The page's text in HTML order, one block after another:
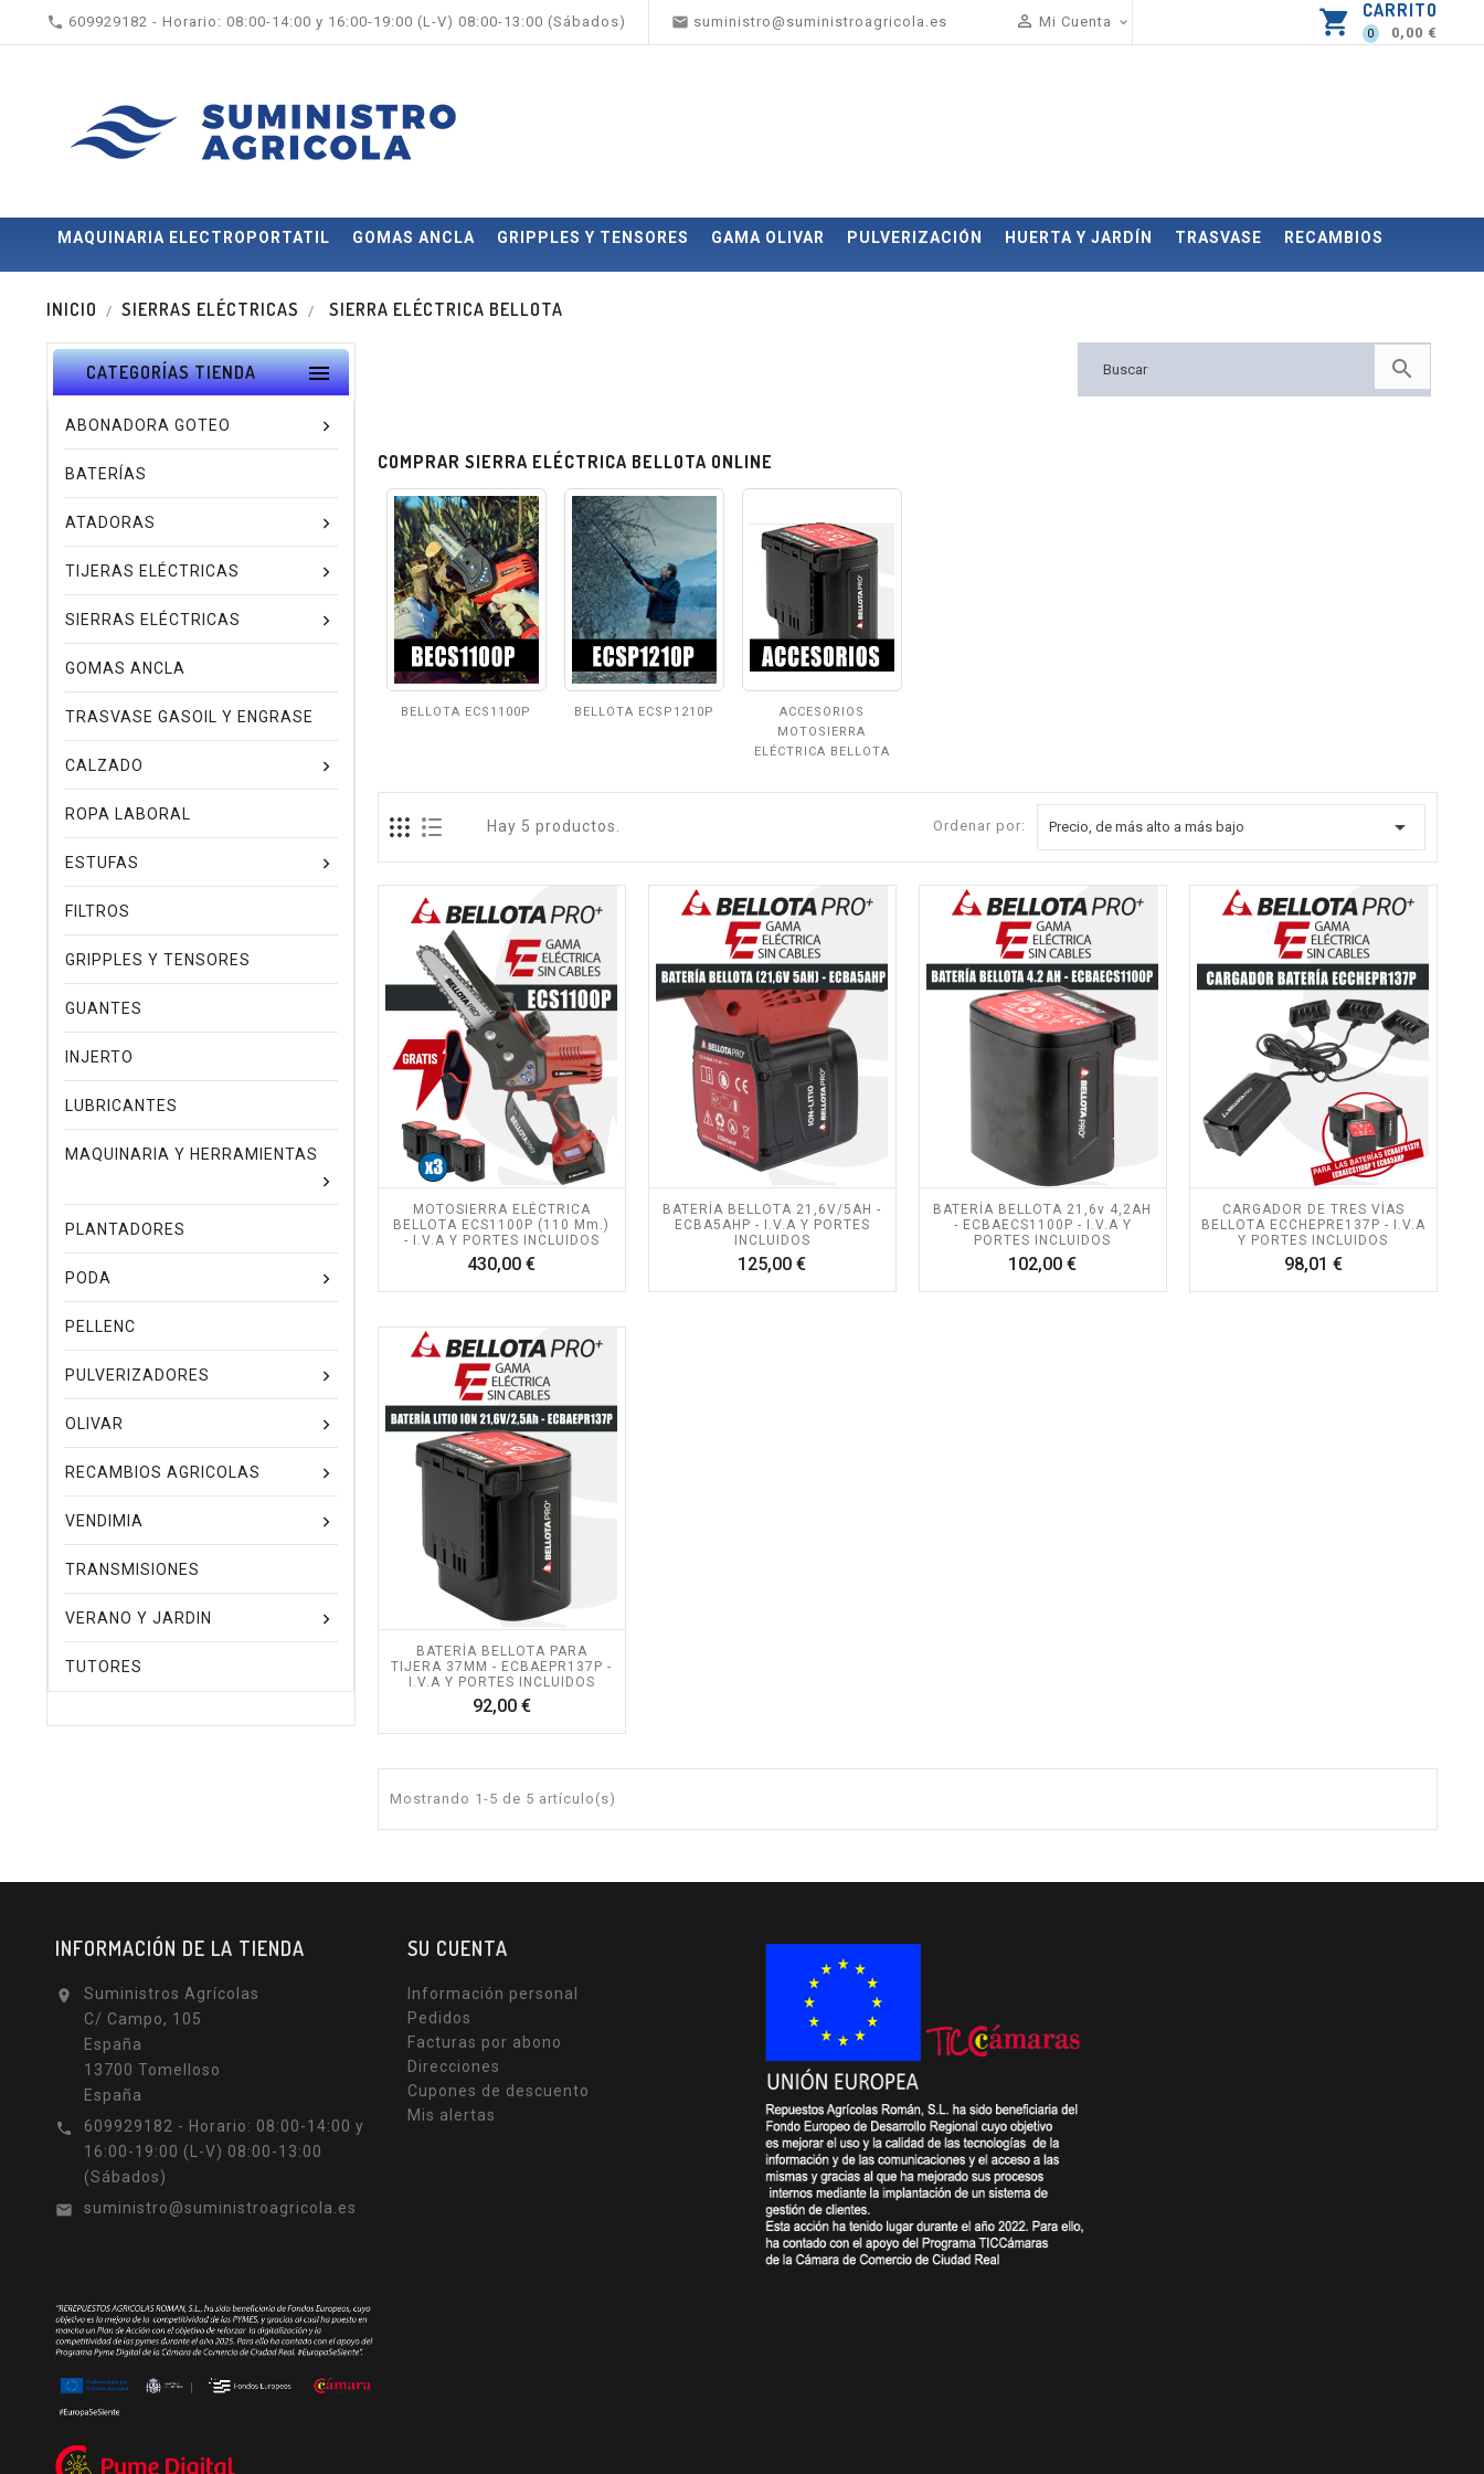
 609929182 - Horario: 08:00-14:00 y 16:00-19:00 (L-V) 08:00-13:00 (Sábados)  suministro@suministroagricola.es  Mi Cuenta  shopping_cart CARRITO
0 0,00 €
MAQUINARIA ELECTROPORTATIL GOMAS ANCLA GRIPPLES Y TENSORES GAMA OLIVAR PULVERIZACIÓN HUERTA Y JARDÍN TRASVASE RECAMBIOS
INICIO SIERRAS ELÉCTRICAS SIERRA ELÉCTRICA BELLOTA
CATEGORÍAS TIENDA 
ABONADORA GOTEO
BATERÍAS
ATADORAS
TIJERAS ELÉCTRICAS
SIERRAS ELÉCTRICAS
GOMAS ANCLA
TRASVASE GASOIL Y ENGRASE
CALZADO
ROPA LABORAL
ESTUFAS
FILTROS
GRIPPLES Y TENSORES
GUANTES
INJERTO
LUBRICANTES
MAQUINARIA Y HERRAMIENTAS
PLANTADORES
PODA
PELLENC
PULVERIZADORES
OLIVAR
RECAMBIOS AGRICOLAS
VENDIMIA
TRANSMISIONES
VERANO Y JARDIN
TUTORES

COMPRAR SIERRA ELÉCTRICA BELLOTA ONLINE
BELLOTA ECS1100P BELLOTA ECSP1210P
ACCESORIOS
MOTOSIERRA
ELÉCTRICA BELLOTA
Hay 5 productos. Ordenar por: Precio, de más alto a más bajo 
MOTOSIERRA ELÉCTRICA
BELLOTA ECS1100P (110 Mm.)
- I.V.A Y PORTES INCLUIDOS
430,00 €Precio
BATERÍA BELLOTA 21,6V/5AH -
ECBA5AHP - I.V.A Y PORTES
INCLUIDOS
125,00 €Precio
BATERÍA BELLOTA 21,6v 4,2AH
- ECBAECS1100P - I.V.A Y
PORTES INCLUIDOS
102,00 €Precio
CARGADOR DE TRES VÍAS
BELLOTA ECCHEPRE137P - I.V.A
Y PORTES INCLUIDOS
98,01 €Precio
BATERÍA BELLOTA PARA
TIJERA 37MM - ECBAEPR137P -
I.V.A Y PORTES INCLUIDOS
92,00 €Precio
Mostrando 1-5 de 5 artículo(s)
INFORMACIÓN DE LA TIENDA

Suministros Agrícolas
C/ Campo, 105
España
13700 Tomelloso
España

609929182 - Horario: 08:00-14:00 y
16:00-19:00 (L-V) 08:00-13:00
(Sábados)

suministro@suministroagricola.es
SU CUENTA
Información personal
Pedidos
Facturas por abono
Direcciones
Cupones de descuento
Mis alertas